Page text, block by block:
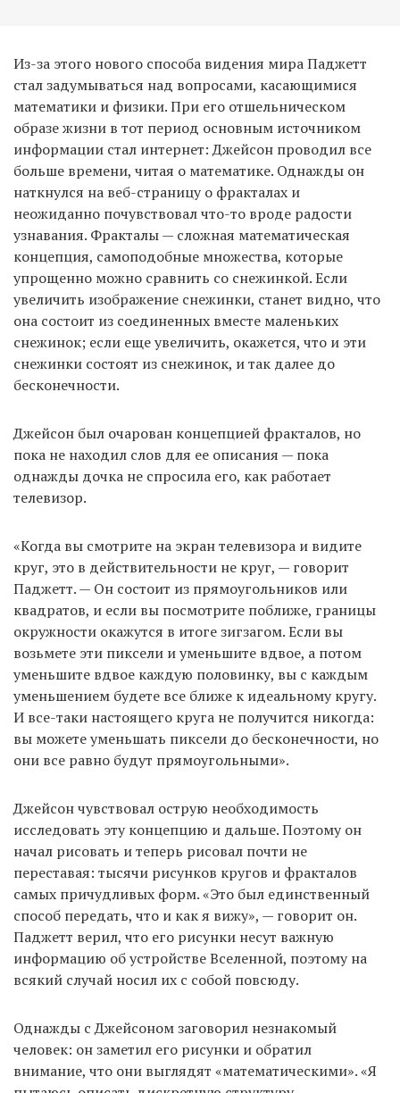
Из-за этого нового способа видения мира Паджетт
стал задумываться над вопросами, касающимися
математики и физики. При его отшельническом
образе жизни в тот период основным источником
информации стал интернет: Джейсон проводил все
больше времени, читая о математике. Однажды он
наткнулся на веб-страницу о фракталах и
неожиданно почувствовал что-то вроде радости
узнавания. Фракталы — сложная математическая
концепция, самоподобные множества, которые
упрощенно можно сравнить со снежинкой. Если
увеличить изображение снежинки, станет видно, что
она состоит из соединенных вместе маленьких
снежинок; если еще увеличить, окажется, что и эти
снежинки состоят из снежинок, и так далее до
бесконечности.
Джейсон был очарован концепцией фракталов, но
пока не находил слов для ее описания — пока
однажды дочка не спросила его, как работает
телевизор.
«Когда вы смотрите на экран телевизора и видите
круг, это в действительности не круг, — говорит
Паджетт. — Он состоит из прямоугольников или
квадратов, и если вы посмотрите поближе, границы
окружности окажутся в итоге зигзагом. Если вы
возьмете эти пиксели и уменьшите вдвое, а потом
уменьшите вдвое каждую половинку, вы с каждым
уменьшением будете все ближе к идеальному кругу.
И все-таки настоящего круга не получится никогда:
вы можете уменьшать пиксели до бесконечности, но
они все равно будут прямоугольными».
Джейсон чувствовал острую необходимость
исследовать эту концепцию и дальше. Поэтому он
начал рисовать и теперь рисовал почти не
переставая: тысячи рисунков кругов и фракталов
самых причудливых форм. «Это был единственный
способ передать, что и как я вижу», — говорит он.
Паджетт верил, что его рисунки несут важную
информацию об устройстве Вселенной, поэтому на
всякий случай носил их с собой повсюду.
Однажды с Джейсоном заговорил незнакомый
человек: он заметил его рисунки и обратил
внимание, что они выглядят «математическими». «Я